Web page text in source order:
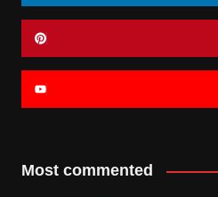
Most commented